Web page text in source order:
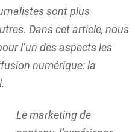
sont plus
Dans cet article, nous
l’un des aspects les
numérique: la
Le marketing de